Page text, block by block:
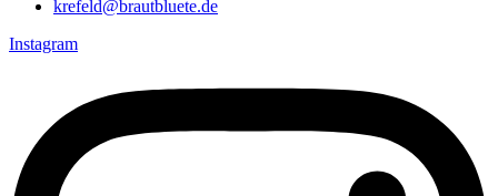
krefeld@brautbluete.de
Instagram